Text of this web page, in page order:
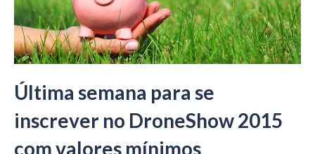
Última semana para se
inscrever no DroneShow 2015
com valores mínimos